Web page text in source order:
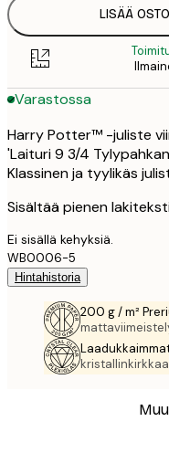
LISÄÄ
Varastossa
Harry Potter™ -juliste
'Laituri 9 3/4
Klassinen ja tyylikäs
Sisältää pienen
Ei sisällä kehyksiä.
WB0006-5
Hintahistoria
200 g / m²